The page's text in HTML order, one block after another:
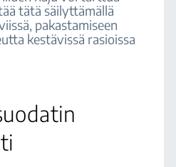
tätä säilyttämällä
pakastamiseen
kestävissä rasioissa